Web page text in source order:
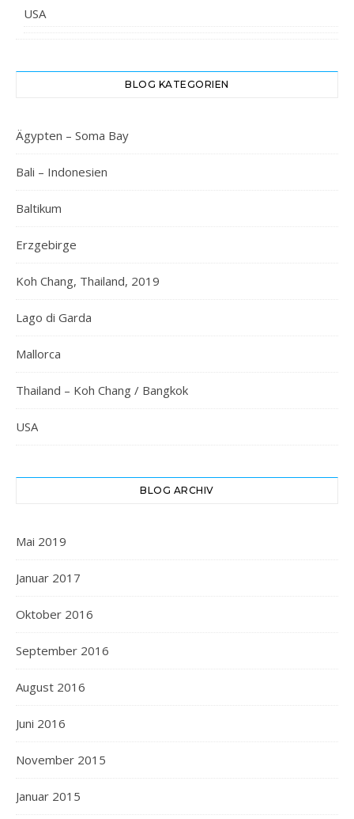
USA
BLOG KATEGORIEN
Ägypten – Soma Bay
Bali – Indonesien
Baltikum
Erzgebirge
Koh Chang, Thailand, 2019
Lago di Garda
Mallorca
Thailand – Koh Chang / Bangkok
USA
BLOG ARCHIV
Mai 2019
Januar 2017
Oktober 2016
September 2016
August 2016
Juni 2016
November 2015
Januar 2015